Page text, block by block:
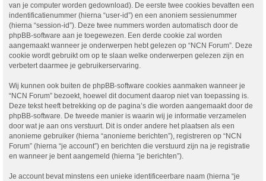
van je computer worden gedownload). De eerste twee cookies bevatten een
indentificatienummer (hierna “user-id”) en een anoniem sessienummer
(hierna “session-id”). Deze twee nummers worden automatisch door de
phpBB-software aan je toegewezen. Een derde cookie zal worden
aangemaakt wanneer je onderwerpen hebt gelezen op “NCN Forum”. Deze
cookie wordt gebruikt om op te slaan welke onderwerpen gelezen zijn en
verbetert daarmee je gebruikerservaring.
Wij kunnen ook buiten de phpBB-software cookies aanmaken wanneer je
“NCN Forum” bezoekt, hoewel dit document daarop niet van toepassing is.
Deze tekst heeft betrekking op de pagina’s die worden aangemaakt door de
phpBB-software. De tweede manier is waarin wij je informatie verzamelen
door wat je aan ons verstuurt. Dit is onder andere het plaatsen als een
anonieme gebruiker (hierna “anonieme berichten”), registreren op “NCN
Forum” (hierna “je account”) en berichten die verstuurd zijn na je registratie
en wanneer je bent aangemeld (hierna “je berichten”).
Je account bevat minstens een unieke identificeerbare naam (hierna “je